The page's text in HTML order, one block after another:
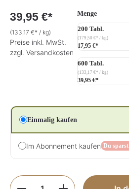
39,95 €*
(133,17 €* / kg)
Preise inkl. MwSt.
zzgl. Versandkosten
Mengeauswählen
200 Tabl.
(179,50 €* / kg)
17,95 €*
600 Tabl.
(133,17 €* / kg)
39,95 €*
Einmalig kaufen
Im Abonnement kaufen Du
Produkt Anzahl: Gib